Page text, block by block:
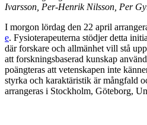
Ivarsson, Per-Henrik Nilsson, Per
I morgon lördag den 22 april
e. Fysioterapeuterna stödjer detta
där forskare och allmänhet vill stå
att forskningsbaserad kunskap
poängteras att vetenskapen inte
styrka och karaktäristik är mångfald
arrangeras i Stockholm, Göteborg,